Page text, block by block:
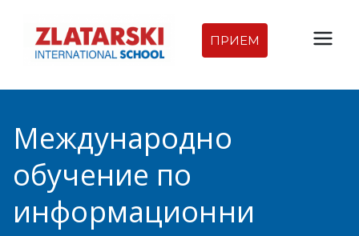
content
Междуна
родна
гимназия
Златарск
и |
ПРИЕМ
Международно
обучение по
информационни